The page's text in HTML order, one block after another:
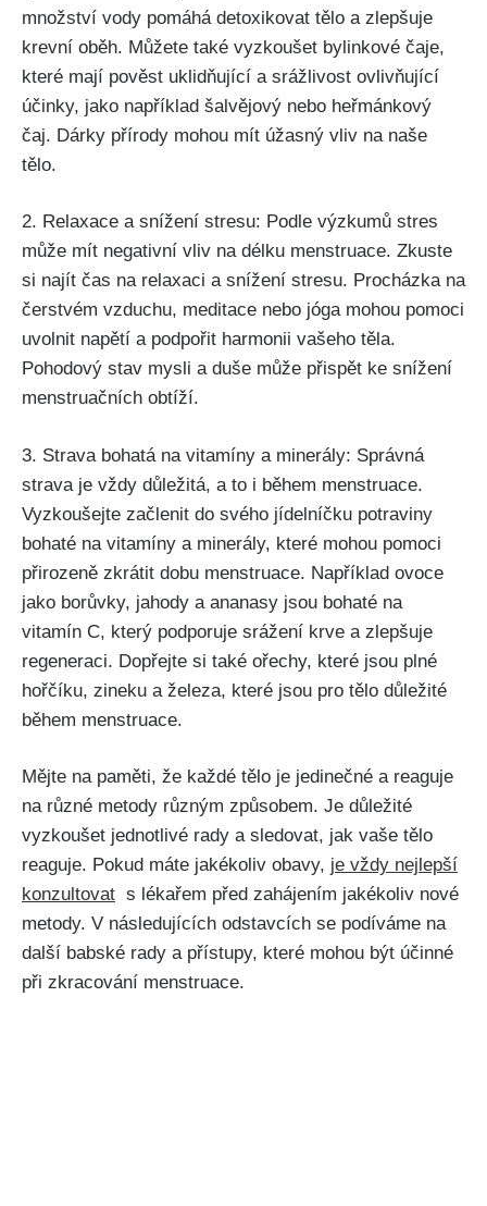
množství ​vody pomáhá detoxikovat tělo a zlepšuje
krevní oběh. Můžete také vyzkoušet ​bylinkové⁤ čaje,
které‍ mají pověst uklidňující a srážlivost ovlivňující
účinky, jako‌ například šalvějový ⁣nebo heřmánkový
čaj. Dárky přírody mohou mít úžasný‍ vliv na ​naše
tělo.
2. Relaxace a snížení stresu: Podle výzkumů stres
může mít negativní vliv ‍na délku menstruace. Zkuste
si najít čas na relaxaci a snížení stresu. ‍Procházka na
čerstvém vzduchu, meditace nebo jóga ⁤mohou pomoci​
uvolnit napětí a podpořit harmonii vašeho těla.
Pohodový‌ stav mysli ​a‍ duše může přispět⁤ ke⁢ snížení
menstruačních obtíží.
3. Strava‍ bohatá na vitamíny a minerály: Správná
strava je vždy důležitá, a to ‍i během ‌menstruace.
Vyzkoušejte začlenit do svého jídelníčku potraviny
bohaté na ‍vitamíny ⁣a minerály, které mohou pomoci
přirozeně zkrátit dobu menstruace. Například ovoce
jako borůvky, jahody a ananasy jsou bohaté na
vitamín C, který ⁣podporuje srážení krve a zlepšuje
⁣regeneraci. ‍Dopřejte si také ořechy, které jsou ‍plné
hořčíku, zineku a ‍železa, které jsou pro tělo důležité
během menstruace.
Mějte na​ paměti, že každé tělo je jedinečné a reaguje
na různé metody různým způsobem. Je důležité
vyzkoušet jednotlivé rady a sledovat, jak vaše tělo
reaguje.⁤ Pokud máte jakékoliv obavy, je ⁢vždy nejlepší
konzultovat ‌ s lékařem před zahájením jakékoliv nové
metody.‍ V následujících ‍odstavcích se podíváme ⁣na
další⁤ babské‌ rady a přístupy, které mohou​ být účinné
při zkracování menstruace.